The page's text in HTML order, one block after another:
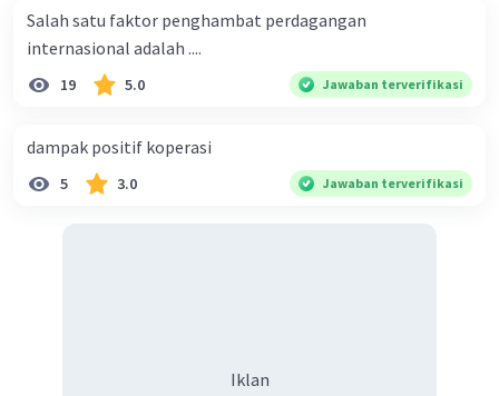
Salah satu faktor penghambat perdagangan
internasional adalah ....
19 5.0 Jawaban terverifikasi
dampak positif koperasi
5 3.0 Jawaban terverifikasi
Iklan